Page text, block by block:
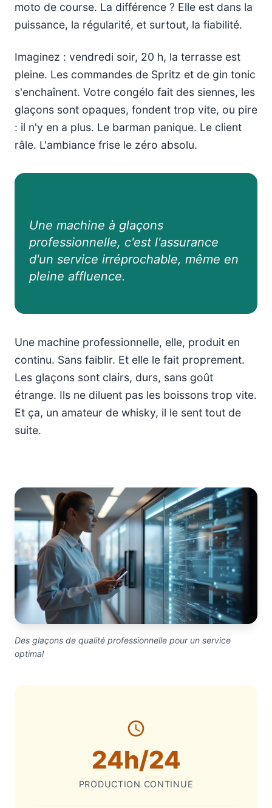
moto de course. La différence ? Elle est dans la
puissance, la régularité, et surtout, la fiabilité.
Imaginez : vendredi soir, 20 h, la terrasse est
pleine. Les commandes de Spritz et de gin tonic
s'enchaînent. Votre congélo fait des siennes, les
glaçons sont opaques, fondent trop vite, ou pire
: il n'y en a plus. Le barman panique. Le client
râle. L'ambiance frise le zéro absolu.
Une machine à glaçons
professionnelle, c'est l'assurance
d'un service irréprochable, même en
pleine affluence.
Une machine professionnelle, elle, produit en
continu. Sans faiblir. Et elle le fait proprement.
Les glaçons sont clairs, durs, sans goût
étrange. Ils ne diluent pas les boissons trop vite.
Et ça, un amateur de whisky, il le sent tout de
suite.
Des glaçons de qualité professionnelle pour un service
optimal
24h/24
PRODUCTION CONTINUE